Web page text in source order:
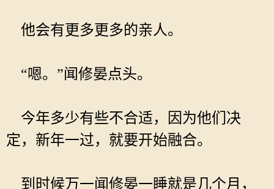
他会有更多更多的亲人。
“嗯。”闻修晏点头。
今年多少有些不合适，因为他们决
定，新年一过，就要开始融合。
到时候万一闻修晏一睡就是几个月，